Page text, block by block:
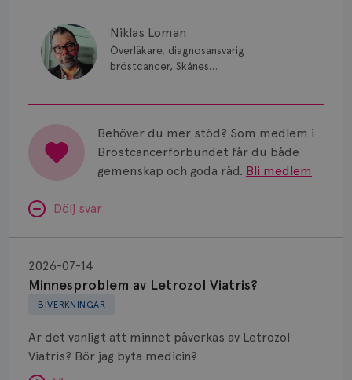
Niklas Loman
Överläkare, diagnosansvarig
bröstcancer, Skånes
Behöver du mer stöd? Som medlem i
Bröstcancerförbundet får du både
gemenskap och goda råd. Bli medlem
Dölj svar
BIVERKNINGAR
Minnesproblem av Letrozol Viatris?
2026-07-14
Är det vanligt att minnet påverkas av Letrozol
Viatris? Bör jag byta medicin?
Letrozol
Viatris?